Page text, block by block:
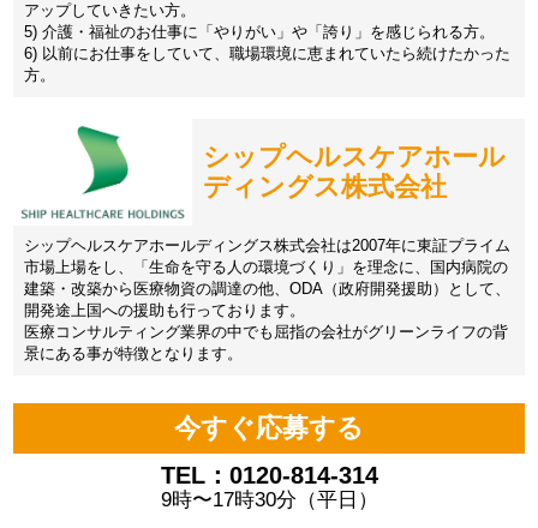
アップしていきたい方。
5) 介護・福祉のお仕事に「やりがい」や「誇り」を感じられる方。
6) 以前にお仕事をしていて、職場環境に恵まれていたら続けたかった
方。
シップヘルスケアホール
ディングス株式会社
シップヘルスケアホールディングス株式会社は2007年に東証プライム
市場上場をし、「生命を守る人の環境づくり」を理念に、国内病院の
建築・改築から医療物資の調達の他、ODA（政府開発援助）として、
開発途上国への援助も行っております。
医療コンサルティング業界の中でも屈指の会社がグリーンライフの背
景にある事が特徴となります。
今すぐ応募する
TEL：0120-814-314
9時〜17時30分（平日）